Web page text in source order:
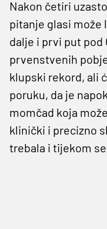
Nakon četiri
pitanje glasi može
dalje i prvi put
prvenstvenih
klupski rekord, ali
poruku, da je
momčad koja
klinički i precizno
trebala i tijekom